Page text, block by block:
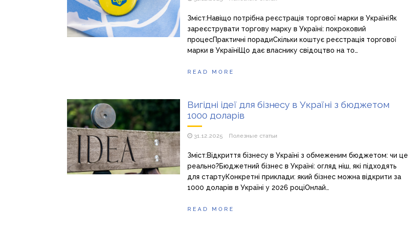
Зміст:Навіщо потрібна реєстрація торгової марки в УкраїніЯк
зареєструвати торгову марку в Україні: покроковий
процесПрактичні порадиСкільки коштує реєстрація торгової
марки в УкраїніЩо дає власнику свідоцтво на то…
READ MORE
Вигідні ідеї для бізнесу в Україні з бюджетом
1000 доларів
31.12.2025 Полезные статьи
Зміст:Відкриття бізнесу в Україні з обмеженим бюджетом: чи це
реально?Бюджетний бізнес в Україні: огляд ніш, які підходять
для стартуКонкретні приклади: який бізнес можна відкрити за
1000 доларів в Україні у 2026 роціОнлай…
READ MORE